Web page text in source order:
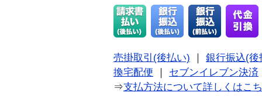
売掛取引(後払い)
銀行振込(後
換宅配便
セブンイレブン決済
⇒支払方法について詳しくはこ